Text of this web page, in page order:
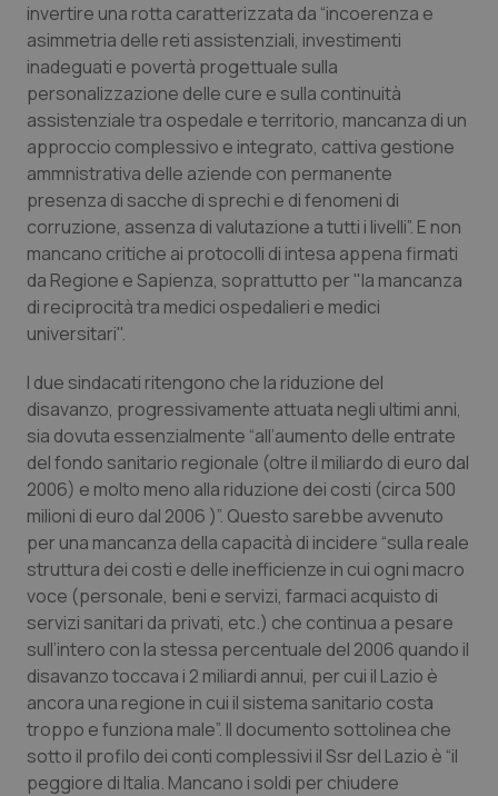
Campania
Emilia-Romagna
Friuli Venezia Giulia
Lazio
Liguria
Lombardia
Marche
Molise
Piemonte
Provincia Autonoma di Bolzano
Provincia Autonoma di Trento
Puglia
Sardegna
Sicilia
Car-T
Colesterolo & coronaropatie
Dermatite Atopica
Diabete & glucometri
Disturbi dell’umore
Dolore
Donna & Salute
Epatiti
HIV
Infezioni & Febbre
Ipertensione & Scompenso
Malattie rare
Malattia di Crohn & Rettocolite Ulcerosa
Neuroscienze & patologie neurodegenerative
invertire una rotta caratterizzata da “incoerenza e
asimmetria delle reti assistenziali, investimenti
inadeguati e povertà progettuale sulla
personalizzazione delle cure e sulla continuità
assistenziale tra ospedale e territorio, mancanza di un
approccio complessivo e integrato, cattiva gestione
ammnistrativa delle aziende con permanente
presenza di sacche di sprechi e di fenomeni di
corruzione, assenza di valutazione a tutti i livelli”. E non
mancano critiche ai protocolli di intesa appena firmati
da Regione e Sapienza, soprattutto per "la mancanza
di reciprocità tra medici ospedalieri e medici
universitari".
I due sindacati ritengono che la riduzione del
disavanzo, progressivamente attuata negli ultimi anni,
sia dovuta essenzialmente “all’aumento delle entrate
del fondo sanitario regionale (oltre il miliardo di euro dal
2006) e molto meno alla riduzione dei costi (circa 500
milioni di euro dal 2006 )”. Questo sarebbe avvenuto
per una mancanza della capacità di incidere “sulla reale
struttura dei costi e delle inefficienze in cui ogni macro
voce (personale, beni e servizi, farmaci acquisto di
servizi sanitari da privati, etc.) che continua a pesare
sull’intero con la stessa percentuale del 2006 quando il
disavanzo toccava i 2 miliardi annui, per cui il Lazio è
ancora una regione in cui il sistema sanitario costa
troppo e funziona male”. Il documento sottolinea che
sotto il profilo dei conti complessivi il Ssr del Lazio è “il
peggiore di Italia. Mancano i soldi per chiudere